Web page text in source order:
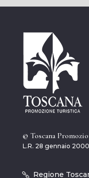
© Toscana
L.R. 28 gennaio
Regione